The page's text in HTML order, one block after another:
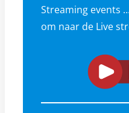
Streaming events
om naar de Live